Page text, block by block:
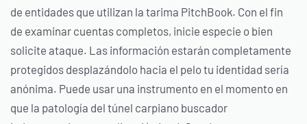
de entidades que utilizan la tarima PitchBook. Con el fin
de examinar cuentas completos, inicie especie o bien
solicite ataque. Las información estarán completamente
protegidos desplazándolo hacia el pelo tu identidad serí­a
anónima. Puede usar una instrumento en el momento en
que la patologí­a del túnel carpiano buscador